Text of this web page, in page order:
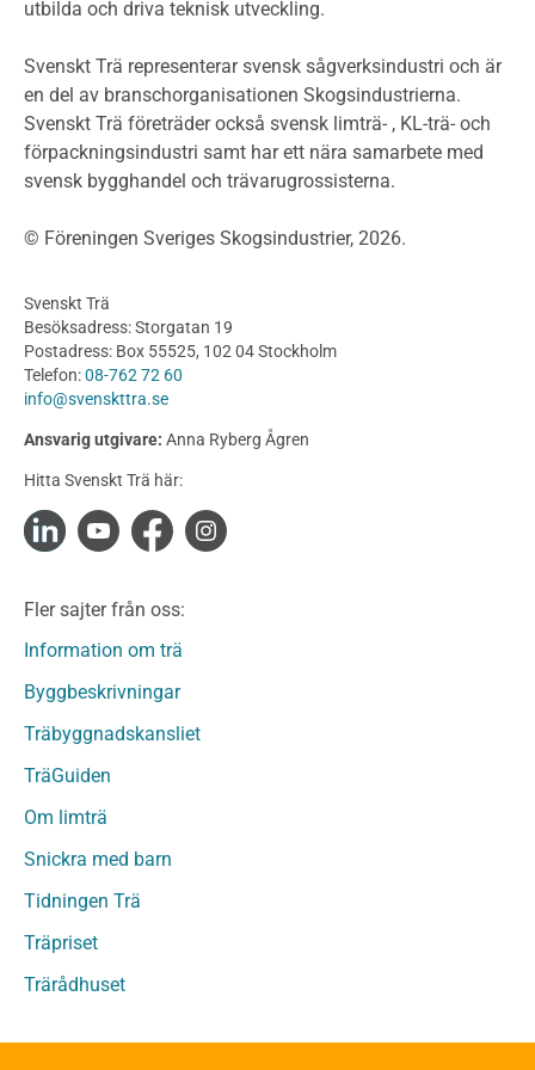
Klimatkalkylator hallar
Projektering av trähus - generellt
Byggsystem
Fasadsystem i skivmaterial
Bullerskärmar och andra utomhuskonstruktioner
Byggnation och utförande
Utförande
Produkter
Konstruktionsvirke
Konstruktionsvirke Behandlat
Konstruktionsvirke Fingerskarvat
Konstruktionsvirke Fingerskarvat Obehandlat
Limträ
Fanerträ
Fanerträ Obehandlat
Träpanel och Utvändig beklädnad Behandlat
Träpanel och utvändig beklädnad Obehandlat
Trägolv
Sågat virke
Sågat virke Behandlat
Övriga träprodukter
Övrigt byggvirke
Underlagsspont
utbilda och driva teknisk utveckling.
Svenskt Trä representerar svensk sågverksindustri och är
en del av branschorganisationen Skogsindustrierna.
Svenskt Trä företräder också svensk limträ- , KL-trä- och
förpackningsindustri samt har ett nära samarbete med
svensk bygghandel och trävarugrossisterna.
© Föreningen Sveriges Skogsindustrier, 2026.
Svenskt Trä
Besöksadress: Storgatan 19
Postadress: Box 55525, 102 04 Stockholm
Telefon:08-762 72 60
info@svenskttra.se
Ansvarig utgivare: Anna Ryberg Ågren
Hitta Svenskt Trä här:
Fler sajter från oss:
Information om trä
Byggbeskrivningar
Träbyggnadskansliet
TräGuiden
Om limträ
Snickra med barn
Tidningen Trä
Träpriset
Trärådhuset